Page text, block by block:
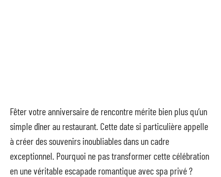
Fêter votre anniversaire de rencontre mérite bien plus qu’un
simple dîner au restaurant. Cette date si particulière appelle
à créer des souvenirs inoubliables dans un cadre
exceptionnel. Pourquoi ne pas transformer cette célébration
en une véritable escapade romantique avec spa privé ?